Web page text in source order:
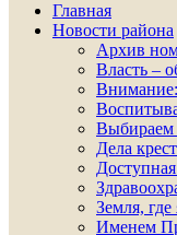
Главная
Новости района
Архив
Власть –
Выбираем
Дела
Доступная
Земля,
Именем